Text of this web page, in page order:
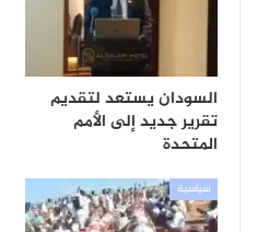
السودان يستعد لتقديم
تقرير جديد إلى الأمم
المتحدة
سياسية